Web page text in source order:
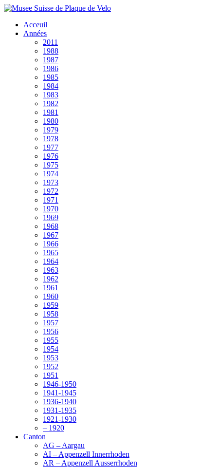
Acceuil
Années
2011
1988
1987
1986
1985
1984
1983
1982
1981
1980
1979
1978
1977
1976
1975
1974
1973
1972
1971
1970
1969
1968
1967
1966
1965
1964
1963
1962
1961
1960
1959
1958
1957
1956
1955
1954
1953
1952
1951
1946-1950
1941-1945
1936-1940
1931-1935
1921-1930
– 1920
Canton
AG – Aargau
AI – Appenzell Innerrhoden
AR – Appenzell Ausserrhoden